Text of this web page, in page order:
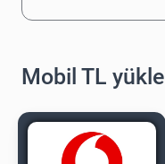
Mobil TL